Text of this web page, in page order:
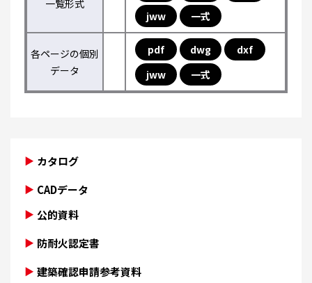
一覧形式
jww
一式
各ページの個別
データ
pdf dwg
dxf
jww
一式
カタログ
CADデータ
公的資料
防耐火認定書
建築確認申請参考資料